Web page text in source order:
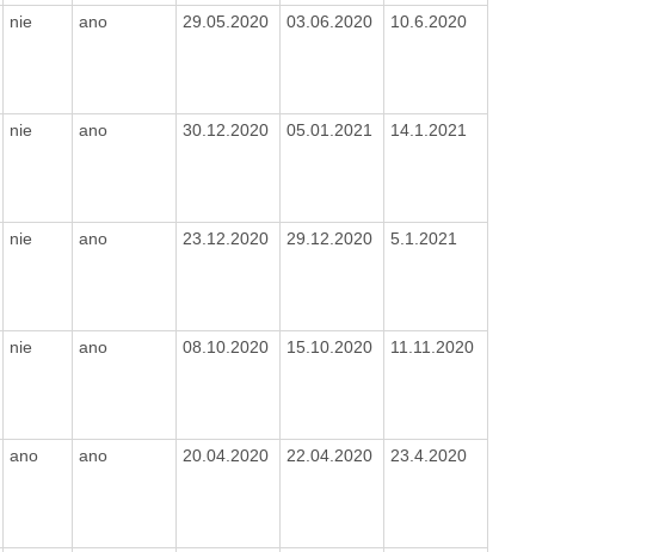
nie ano 29.05.2020 03.06.2020 10.6.2020
nie ano 30.12.2020 05.01.2021 14.1.2021
nie ano 23.12.2020 29.12.2020 5.1.2021
nie ano 08.10.2020 15.10.2020 11.11.2020
ano ano 20.04.2020 22.04.2020 23.4.2020